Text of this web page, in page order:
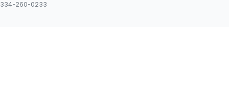
334-260-0233